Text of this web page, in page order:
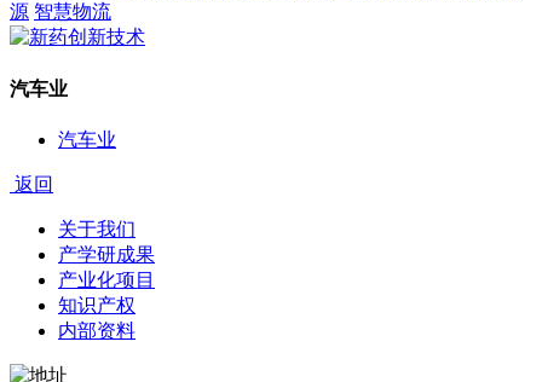
源 智慧物流
汽车业
汽车业
返回
关于我们
产学研成果
产业化项目
知识产权
内部资料